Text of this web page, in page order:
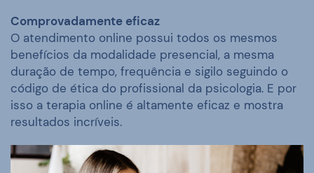
Comprovadamente eficaz
O atendimento online possui todos os mesmos
benefícios da modalidade presencial, a mesma
duração de tempo, frequência e sigilo seguindo o
código de ética do profissional da psicologia. E por
isso a terapia online é altamente eficaz e mostra
resultados incríveis.